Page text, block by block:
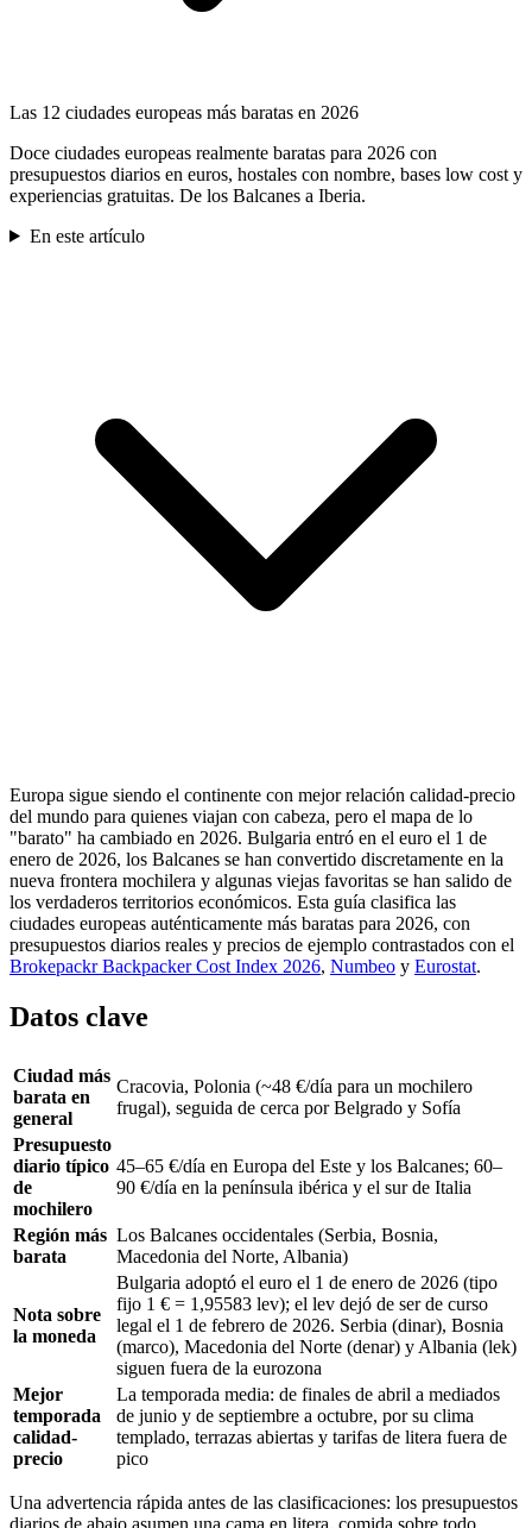
Las 12 ciudades europeas más baratas en 2026
Doce ciudades europeas realmente baratas para 2026 con
presupuestos diarios en euros, hostales con nombre, bases low cost y
experiencias gratuitas. De los Balcanes a Iberia.
En este artículo
Europa sigue siendo el continente con mejor relación calidad-precio
del mundo para quienes viajan con cabeza, pero el mapa de lo
"barato" ha cambiado en 2026. Bulgaria entró en el euro el 1 de
enero de 2026, los Balcanes se han convertido discretamente en la
nueva frontera mochilera y algunas viejas favoritas se han salido de
los verdaderos territorios económicos. Esta guía clasifica las
ciudades europeas auténticamente más baratas para 2026, con
presupuestos diarios reales y precios de ejemplo contrastados con el
Brokepackr Backpacker Cost Index 2026, Numbeo y Eurostat.
Datos clave
Ciudad más
barata en
general
Cracovia, Polonia (~48 €/día para un mochilero
frugal), seguida de cerca por Belgrado y Sofía
Presupuesto
diario típico
de
mochilero
45–65 €/día en Europa del Este y los Balcanes; 60–
90 €/día en la península ibérica y el sur de Italia
Región más
barata
Los Balcanes occidentales (Serbia, Bosnia,
Macedonia del Norte, Albania)
Nota sobre
la moneda
Bulgaria adoptó el euro el 1 de enero de 2026 (tipo
fijo 1 € = 1,95583 lev); el lev dejó de ser de curso
legal el 1 de febrero de 2026. Serbia (dinar), Bosnia
(marco), Macedonia del Norte (denar) y Albania (lek)
siguen fuera de la eurozona
Mejor
temporada
calidad-
precio
La temporada media: de finales de abril a mediados
de junio y de septiembre a octubre, por su clima
templado, terrazas abiertas y tarifas de litera fuera de
pico
Una advertencia rápida antes de las clasificaciones: los presupuestos
diarios de abajo asumen una cama en litera, comida sobre todo